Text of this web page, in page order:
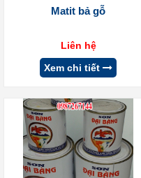
Matit bả gỗ
Liên hệ
Xem chi tiết